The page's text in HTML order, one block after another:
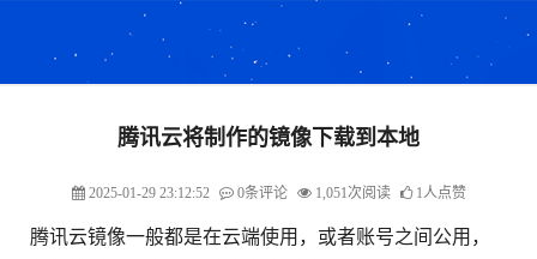
腾讯云将制作的镜像下载到本地
2025-01-29 23:12:52 0条评论 1,051次阅读 1人点赞
腾讯云镜像一般都是在云端使用，或者账号之间公用，